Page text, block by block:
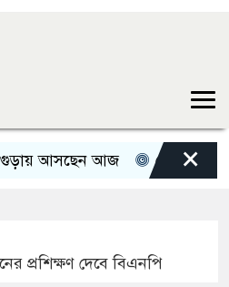
আসছেন আজ রোমান্টিক বার্তা
×
প্রশিক্ষণ দেবে বিএনপি